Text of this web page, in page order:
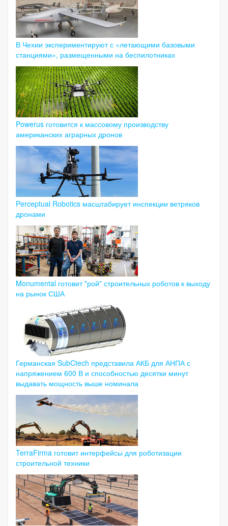
В Чехии экспериментируют с «летающими базовыми
станциями», размещенными на беспилотниках
Powerus готовится к массовому производству
американских аграрных дронов
Perceptual Robotics масштабирует инспекции ветряков
дронами
Monumental готовит "рой" строительных роботов к выходу
на рынок США
Германская SubCtech представила АКБ для АНПА с
напряжением 600 В и способностью десятки минут
выдавать мощность выше номинала
TerraFirma готовит интерфейсы для роботизации
строительной техники